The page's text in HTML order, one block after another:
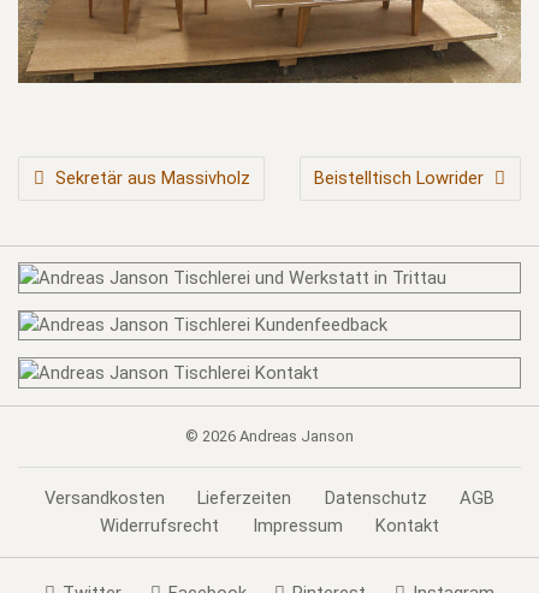
BEITRAGSNAVIGATIONSekretär aus Massivholz Beistelltisch Lowrider
© 2026 Andreas Janson
Versandkosten Lieferzeiten Datenschutz
AGB
Widerrufsrecht
Impressum Kontakt